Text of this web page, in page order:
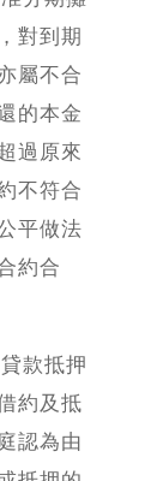
對到期
屬不合
的本金
過原來
不符合
平做法
約合
款抵押
約及抵
認為由